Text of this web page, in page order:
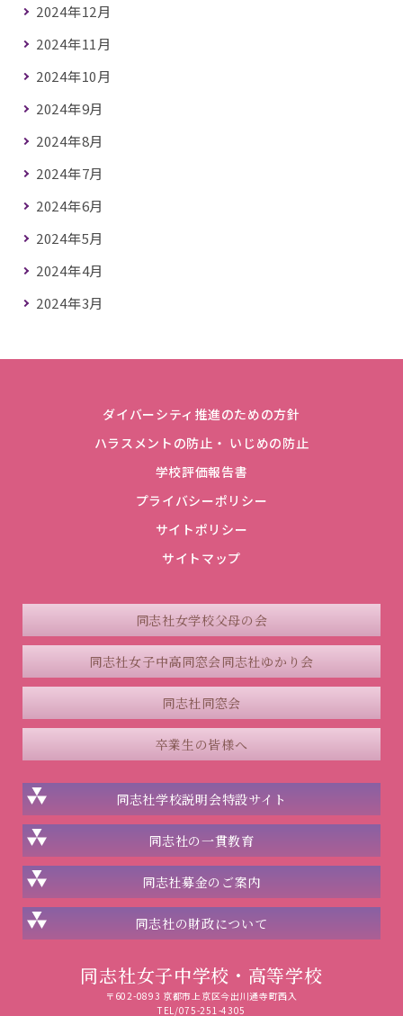
2024年12月
2024年11月
2024年10月
2024年9月
2024年8月
2024年7月
2024年6月
2024年5月
2024年4月
2024年3月
ダイバーシティ推進のための方針
ハラスメントの防止・ いじめの防止
学校評価報告書
プライバシーポリシー
サイトポリシー
サイトマップ
同志社女学校父母の会
同志社女子中高同窓会同志社ゆかり会
同志社同窓会
卒業生の皆様へ
同志社学校説明会特設サイト
同志社の一貫教育
同志社募金のご案内
同志社の財政について
同志社女子中学校・高等学校
〒602-0893 京都市上京区今出川通寺町西入
TEL/075-251-4305